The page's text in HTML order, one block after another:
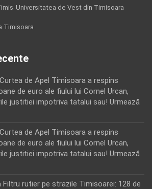
Universitatea de Vest din Timisoara
Timisoara
de Apel Timisoara a respins
de euro ale fiului lui Cornel Urcan,
justitiei impotriva tatalui sau! Urmează
de Apel Timisoara a respins
de euro ale fiului lui Cornel Urcan,
justitiei impotriva tatalui sau! Urmează
Filtru rutier pe strazile Timisoarei: 128 de